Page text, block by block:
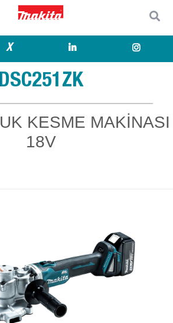
X
DSC251ZK
KESME MAKİNASI
18V